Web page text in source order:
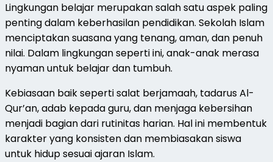
Lingkungan belajar merupakan salah satu aspek paling
penting dalam keberhasilan pendidikan. Sekolah Islam
menciptakan suasana yang tenang, aman, dan penuh
nilai. Dalam lingkungan seperti ini, anak-anak merasa
nyaman untuk belajar dan tumbuh.
Kebiasaan baik seperti salat berjamaah, tadarus Al-
Qur’an, adab kepada guru, dan menjaga kebersihan
menjadi bagian dari rutinitas harian. Hal ini membentuk
karakter yang konsisten dan membiasakan siswa
untuk hidup sesuai ajaran Islam.